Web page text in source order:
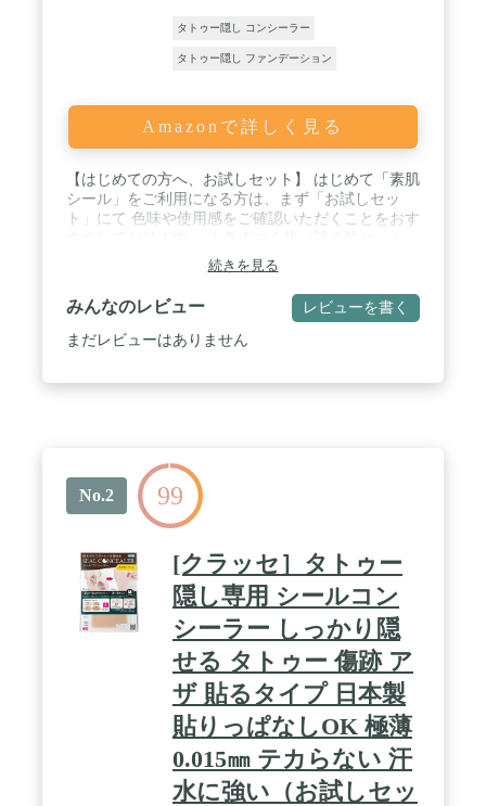
タトゥー隠し コンシーラー
タトゥー隠し ファンデーション
Amazonで詳しく見る
【はじめての方へ、お試しセット】 はじめて「素肌
シール」をご利用になる方は、まず「お試しセッ
ト」にて 色味や使用感をご確認いただくことをおす
「しっかり隠すタイプ」「自然に隠すタイプ」のお
試しセットについて、それぞれのタイプでいずれの
サイズも1つまでご購入可能です。 / きず跡やタト
ゥーを隠す、素肌のようになじむシール。５枚入
り。 / 0.02mmの極薄フィルム／本物の肌に近い反射
ことができます。 / 4つのカラー：日本人の肌に合
わせてピンクベージュ、イエローベージュ、ナチュ
ラルベージュ、ダークベージュの4色をご用意。 / 4
つのサイズ：Sサイズ（指や足などの小さなタトゥ
ーに最適）、Mサイズ（はがきの約半分サイズ。使
いやすい大きさ）、Lサイズ（はがきサイズで、広
範囲のタトゥーやきず跡もしっかりカバー）、LLサ
イズ（週刊誌の半分のサイズで、より大きめなタト
ゥーやきず跡もしっかりカバー）
続きを見る
みんなのレビュー レビューを書く
まだレビューはありません
No.2 99
[クラッセ］タトゥー
隠し専用 シールコン
シーラー しっかり隠
せる タトゥー 傷跡 ア
ザ 貼るタイプ 日本製
貼りっぱなしOK 極薄
0.015㎜ テカらない 汗
水に強い（お試しセッ